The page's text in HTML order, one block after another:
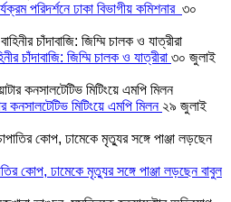
পরিদর্শনে ঢাকা বিভাগীয় কমিশনার ৩০
চাঁদাবাজি: জিম্মি চালক ও যাত্রীরা ৩০ জুলাই
কনসালটেটিভ মিটিংয়ে এমপি মিলন ২৯ জুলাই
কোপ, ঢামেকে মৃত্যুর সঙ্গে পাঞ্জা লড়ছেন বাবুল